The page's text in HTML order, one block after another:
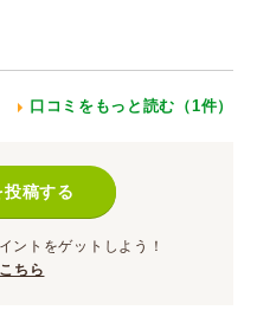
口コミをもっと読む（1件）
稿する
ント をゲットしよう！
ちら